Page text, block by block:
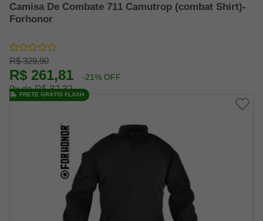
Camisa De Combate 711 Camutrop (combat Shirt)-
Forhonor
R$ 329,90
R$ 261,81 -21% OFF
9x de R$ 32,32
FRETE GRÁTIS FLASH